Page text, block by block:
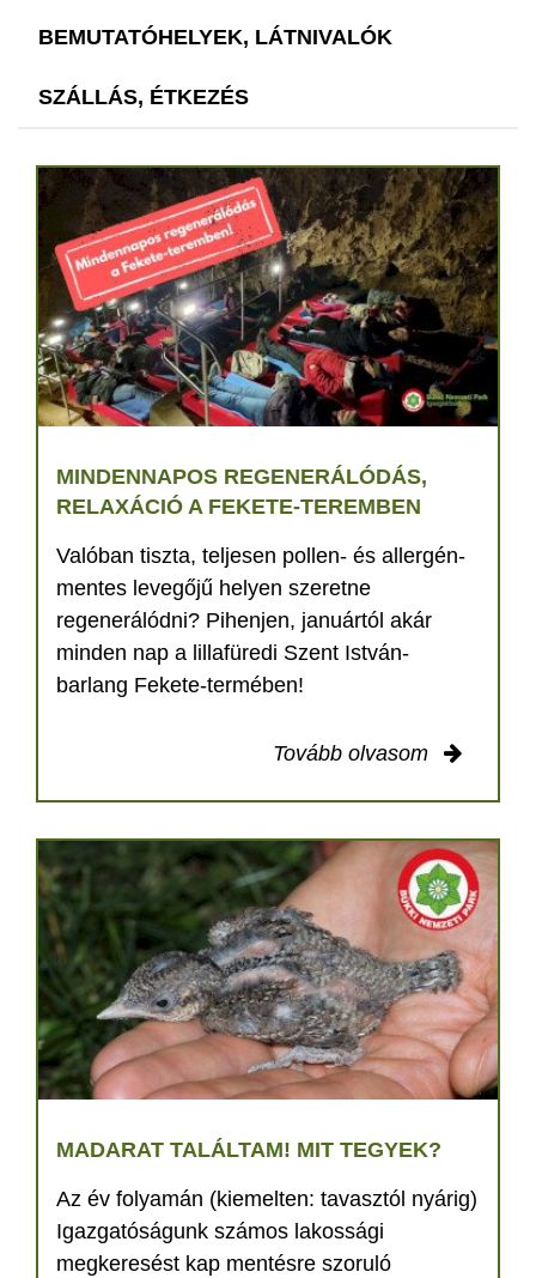
BEMUTATÓHELYEK, LÁTNIVALÓK
SZÁLLÁS, ÉTKEZÉS
MINDENNAPOS REGENERÁLÓDÁS,
RELAXÁCIÓ A FEKETE-TEREMBEN
Valóban tiszta, teljesen pollen- és allergén-
mentes levegőjű helyen szeretne
regenerálódni? Pihenjen, januártól akár
minden nap a lillafüredi Szent István-
barlang Fekete-termében!
Tovább olvasom
MADARAT TALÁLTAM! MIT TEGYEK?
Az év folyamán (kiemelten: tavasztól nyárig)
Igazgatóságunk számos lakossági
megkeresést kap mentésre szoruló